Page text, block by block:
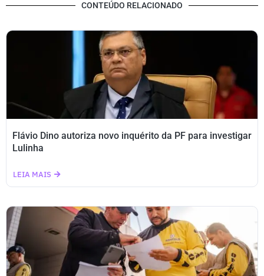
CONTEÚDO RELACIONADO
Flávio Dino autoriza novo inquérito da PF para investigar
Lulinha
LEIA MAIS